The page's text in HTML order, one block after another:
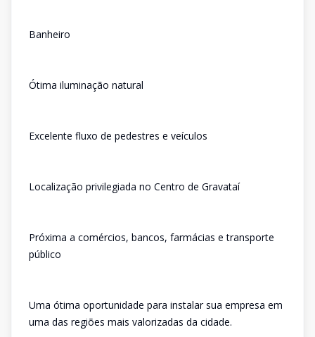
Banheiro
Ótima iluminação natural
Excelente fluxo de pedestres e veículos
Localização privilegiada no Centro de Gravataí
Próxima a comércios, bancos, farmácias e transporte
público
Uma ótima oportunidade para instalar sua empresa em
uma das regiões mais valorizadas da cidade.